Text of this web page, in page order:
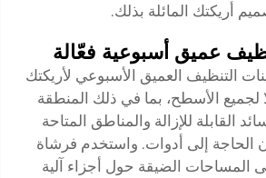
أريكتك المائلة بذلك.
عميق أسبوعية فعّالة
التنظيف العميق الأسبوعي لأريكتك
لجميع الأسطح، بما في ذلك المنطقة
القابلة للإزالة والمناطق المتاحة
الحاجة إلى أدوات. واستخدم فرشاة
المساحات الضيقة حول أجزاء آلية